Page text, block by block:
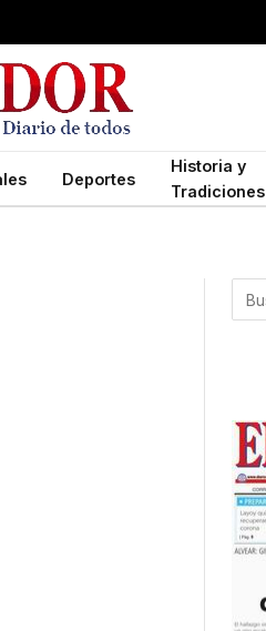
Deportes
Historia y
Tradiciones